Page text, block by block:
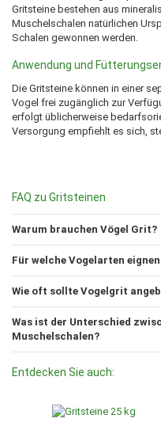
Gritsteine bestehen aus
Muschelschalen natürlichen
Schalen gewonnen werden.
Anwendung und
Die Gritsteine können in einer
Vogel frei zugänglich zur
erfolgt üblicherweise
Versorgung empfiehlt es sich,
FAQ zu Gritsteinen
Warum brauchen Vögel Grit?
Für welche Vogelarten
Wie oft sollte Vogelgrit
Was ist der Unterschied
Muschelschalen?
Entdecken Sie auch: